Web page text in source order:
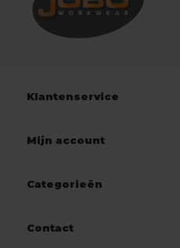
Klantenservice
Mijn account
Categorieën
Contact